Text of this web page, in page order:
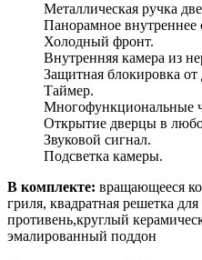
Металлическая ручка
Панорамное внутреннее
Холодный фронт.
Внутренняя камера из
Защитная блокировка от
Таймер.
Многофункциональные
Открытие дверцы в
Звуковой сигнал.
Подсветка камеры.
В комплекте: вращающееся
гриля, квадратная решетка
противень,круглый
эмалированный поддон